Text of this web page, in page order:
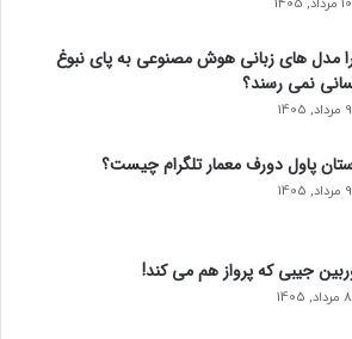
مدل‌ های زبانی هوش مصنوعی به پای نبوغ
نمی‌ رسند؟
9 مرداد, 1405
پاول دورف معمار تلگرام چیست؟
9 مرداد, 1405
جیبی که پرواز هم می‌ کند!
8 مرداد, 1405